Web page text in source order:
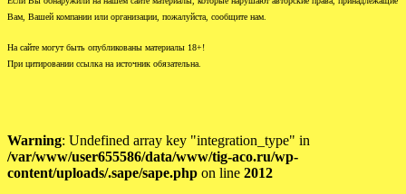
Вам, Вашей компании или организации, пожалуйста, сообщите нам.
На сайте могут быть опубликованы материалы 18+!
При цитировании ссылка на источник обязательна.
Warning: Undefined array key "integration_type" in
/var/www/user655586/data/www/tig-aco.ru/wp-
content/uploads/.sape/sape.php on line 2012